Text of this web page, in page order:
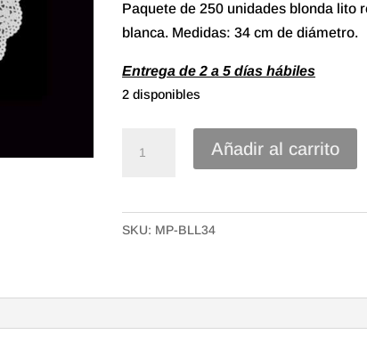
Paquete de 250 unidades blonda lito
blanca. Medidas: 34 cm de diámetro.
Entrega de 2 a 5 días hábiles
2 disponibles
34
cm
Añadir al carrito
SKU: MP-BLL34